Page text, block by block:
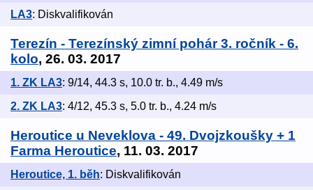
LA3: Diskvalifikován
Terezín - Terezínský zimní pohár 3. ročník - 6.
kolo, 26. 03. 2017
1. ZK LA3: 9/14, 44.3 s, 10.0 tr. b., 4.49 m/s
2. ZK LA3: 4/12, 45.3 s, 5.0 tr. b., 4.24 m/s
Heroutice u Neveklova - 49. Dvojzkoušky + 1
Farma Heroutice, 11. 03. 2017
Heroutice, 1. běh: Diskvalifikován